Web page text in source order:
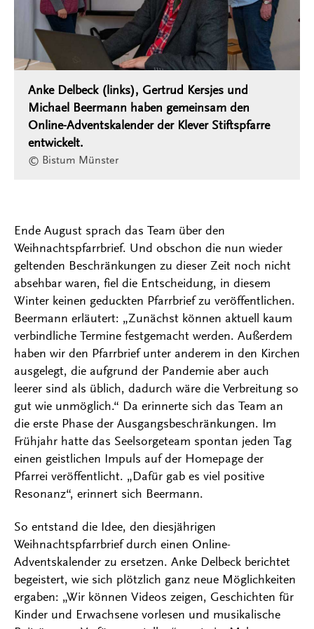
Anke Delbeck (links), Gertrud Kersjes und
Michael Beermann haben gemeinsam den
Online-Adventskalender der Klever Stiftspfarre
entwickelt.
© Bistum Münster
Ende August sprach das Team über den
Weihnachtspfarrbrief. Und obschon die nun wieder
geltenden Beschränkungen zu dieser Zeit noch nicht
absehbar waren, fiel die Entscheidung, in diesem
Winter keinen geduckten Pfarrbrief zu veröffentlichen.
Beermann erläutert: „Zunächst können aktuell kaum
verbindliche Termine festgemacht werden. Außerdem
haben wir den Pfarrbrief unter anderem in den Kirchen
ausgelegt, die aufgrund der Pandemie aber auch
leerer sind als üblich, dadurch wäre die Verbreitung so
gut wie unmöglich.“ Da erinnerte sich das Team an
die erste Phase der Ausgangsbeschränkungen. Im
Frühjahr hatte das Seelsorgeteam spontan jeden Tag
einen geistlichen Impuls auf der Homepage der
Pfarrei veröffentlicht. „Dafür gab es viel positive
Resonanz“, erinnert sich Beermann.
So entstand die Idee, den diesjährigen
Weihnachtspfarrbrief durch einen Online-
Adventskalender zu ersetzen. Anke Delbeck berichtet
begeistert, wie sich plötzlich ganz neue Möglichkeiten
ergaben: „Wir können Videos zeigen, Geschichten für
Kinder und Erwachsene vorlesen und musikalische